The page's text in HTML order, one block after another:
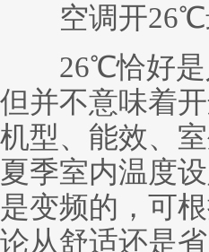
空调开26℃
26℃恰好是人
但并不意味着
机型、能效、
夏季室内温度
是变频的，可
论从舒适还是